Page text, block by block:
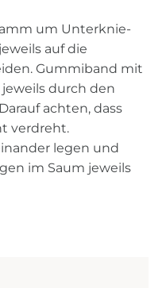
um Unterknie-
auf die
Gummiband mit
durch den
achten, dass
verdreht.
legen und
im Saum jeweils